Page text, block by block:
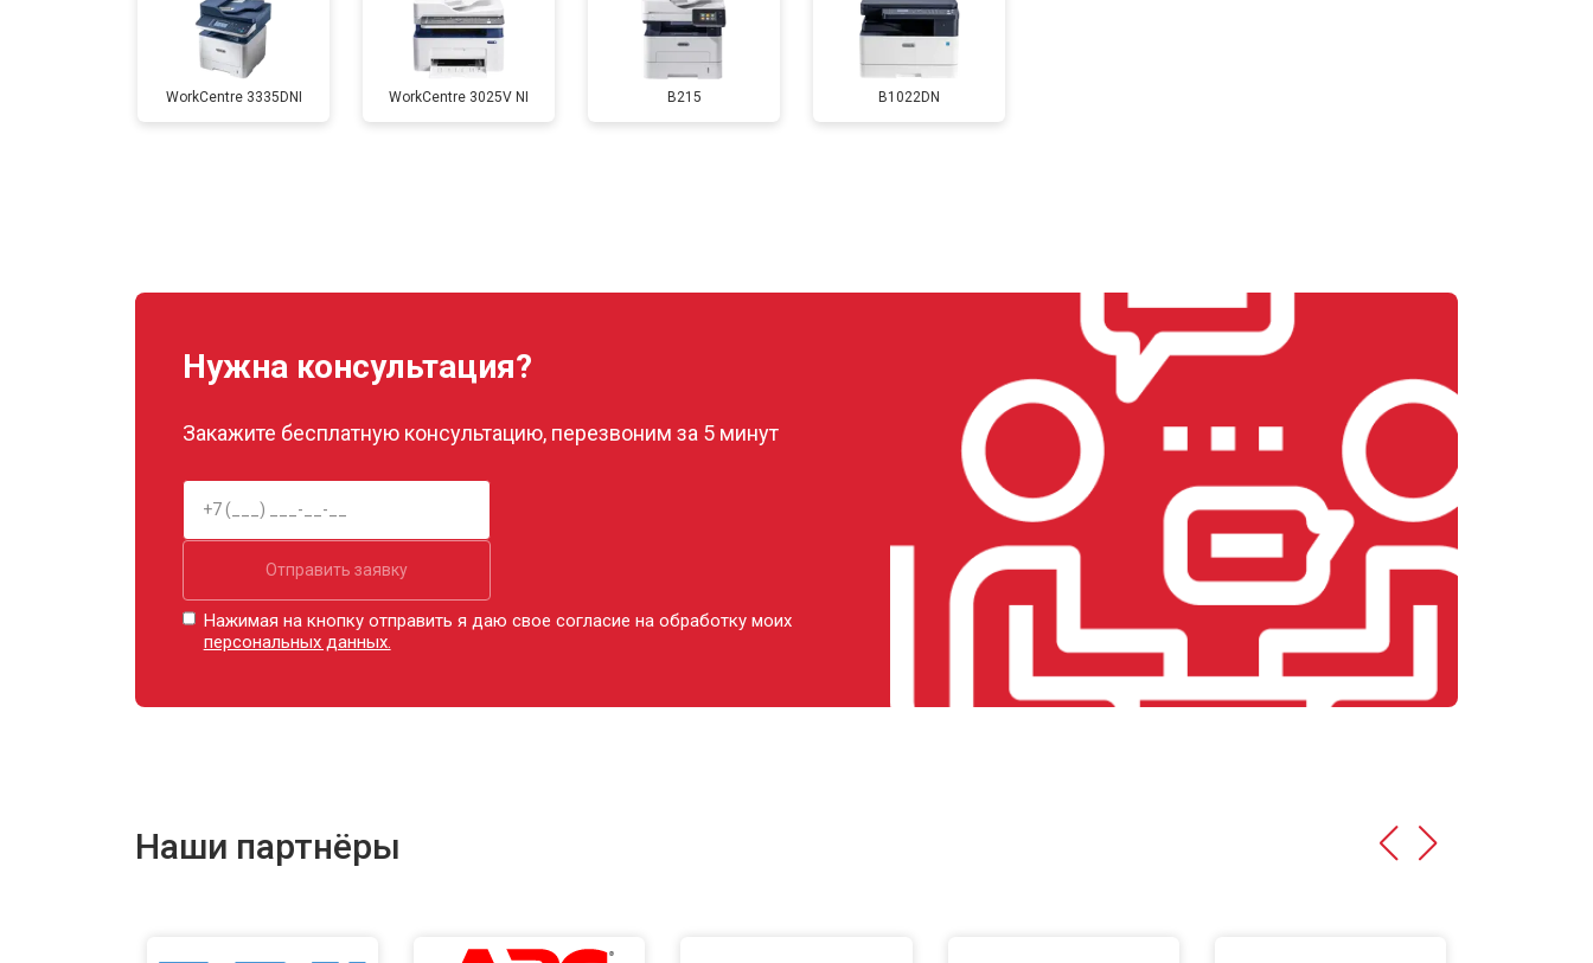
Замена каретки от 90 мин
Замена Wi-Fi от 60 мин
WorkCentre 3335DNI WorkCentre 3025V NI B215 B1022DN
Нужна консультация?
Закажите бесплатную консультацию, перезвоним за 5 минут
Отправить заявку
Нажимая на кнопку отправить я даю свое согласие на обработку моих
персональных данных.
Наши партнёры